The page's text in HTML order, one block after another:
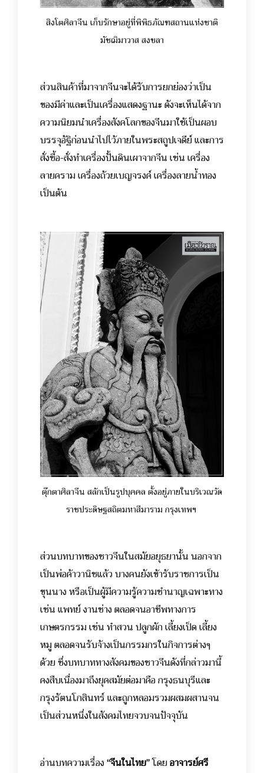
สิงโตศิลาจีน เก็บรักษาอยู่ที่พิพิธภัณฑสถานแห่งชาติ
มัชฌิมาวาส สงขลา
ส่วนสินค้าที่มาจากจีนจะได้รับการยกย่องว่าเป็น
ของมีค่าและเป็นเครื่องแสดงฐานะ ดังจะเห็นได้จาก
ความนิยมนำเครื่องสังคโลกของจีนมาใช้เป็นผอบ
บรรจุอัฐิก่อนนำไปไว้ภายในพระสถูปเจดีย์ และการ
สั่งซื้อ-สั่งทำเครื่องปั้นดินเผาจากจีน เช่น เครื่อง
ลายคราม เครื่องถ้วยเบญจรงค์ เครื่องลายน้ำทอง
เป็นต้น
ตุ๊กตาศิลาจีน สลักเป็นรูปบุคคล ตั้งอยู่ภายในบริเวณวัด
ราชประดิษฐสถิตมหาสีมาราม กรุงเทพฯ
ส่วนบทบาทของชาวจีนในสมัยอยุธยานั้น นอกจาก
เป็นพ่อค้าวานิชแล้ว บางคนยังเข้ารับราชการเป็น
ขุนนาง หรือเป็นผู้มีความรู้ความชำนาญเฉพาะทาง
เช่น แพทย์ งานช่าง ตลอดจนอาชีพทางการ
เกษตรกรรม เช่น ทำสวน ปลูกผัก เลี้ยงเป็ด เลี้ยง
หมู ตลอดจนรับจ้างเป็นกรรมกรในกิจการต่างๆ
ด้วย ซึ่งบทบาททางสังคมของชาวจีนดังที่กล่าวมานี้
คงสืบเนื่องมาถึงยุคสมัยต่อมาคือ กรุงธนบุรีและ
กรุงรัตนโกสินทร์ และถูกหลอมรวมผสมผสานจน
เป็นส่วนหนึ่งในสังคมไทยจวบจนปัจจุบัน
อ่านบทความเรื่อง“จีนในไทย”โดยอาจารย์ศรี